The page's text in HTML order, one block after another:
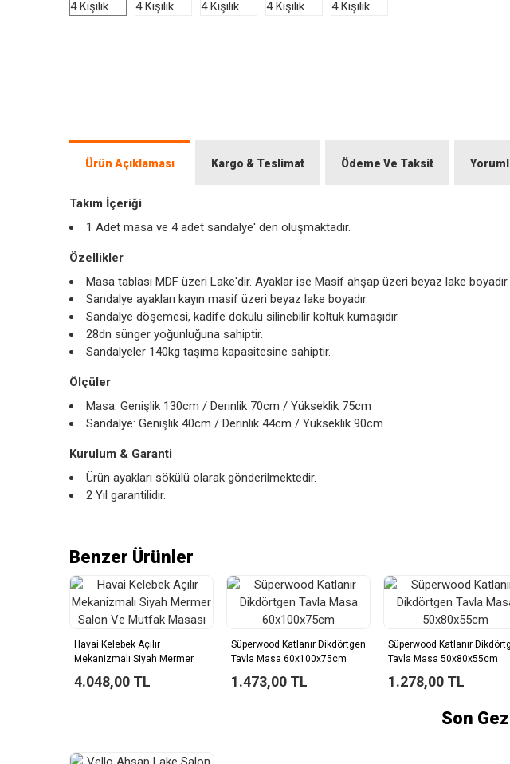
Ürün Açıklaması Kargo & Teslimat Ödeme Ve Taksit
Takım İçeriği
1 Adet masa ve 4 adet sandalye' den oluşmaktadır.
Özellikler
Masa tablası MDF üzeri Lake'dir. Ayaklar ise Masif ahşap üzeri beyaz lake boyadır.
Sandalye ayakları kayın masif üzeri beyaz lake boyadır.
Sandalye döşemesi, kadife dokulu silinebilir koltuk kumaşıdır.
28dn sünger yoğunluğuna sahiptir.
Sandalyeler 140kg taşıma kapasitesine sahiptir.
Ölçüler
Masa: Genişlik 130cm / Derinlik 70cm / Yükseklik 75cm
Sandalye: Genişlik 40cm / Derinlik 44cm / Yükseklik 90cm
Kurulum & Garanti
Ürün ayakları sökülü olarak gönderilmektedir.
2 Yıl garantilidir.
Benzer Ürünler
Havai Kelebek Açılır
Mekanizmalı Siyah Mermer
4.048,00 TL
Süperwood Katlanır Dikdörtgen
Tavla Masa 60x100x75cm
1.473,00 TL
Süperwood Katlanır
Tavla Masa 50x80x55cm
1.278,00 TL
Son